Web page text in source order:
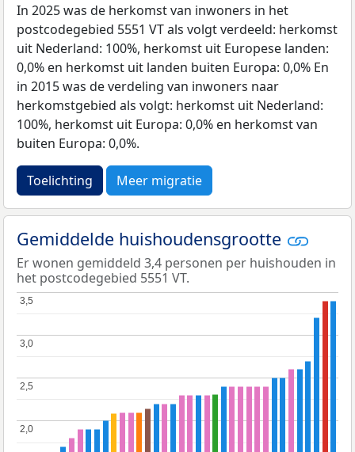
In 2025 was de herkomst van inwoners in het
postcodegebied 5551 VT als volgt verdeeld: herkomst
uit Nederland: 100%, herkomst uit Europese landen:
0,0% en herkomst uit landen buiten Europa: 0,0% En
in 2015 was de verdeling van inwoners naar
herkomstgebied als volgt: herkomst uit Nederland:
100%, herkomst uit Europa: 0,0% en herkomst van
buiten Europa: 0,0%.
Toelichting Meer migratie
Gemiddelde huishoudensgrootte
Er wonen gemiddeld 3,4 personen per huishouden in
het postcodegebied 5551 VT.
2,0
2,0
2,5
2,5
3,0
3,0
3,5
3,5